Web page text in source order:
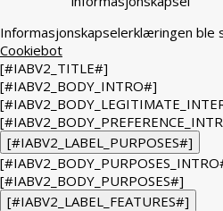
Informasjonskapselerklæringen
Cookiebot
[#IABV2_TITLE#]
[#IABV2_BODY_INTRO#]
[#IABV2_LABEL_PURPOSES#]
[#IABV2_BODY_PURPOSES#]
[#IABV2_LABEL_FEATURES#]